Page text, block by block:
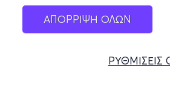
ΑΠΟΡΡΙΨΗ ΟΛΩΝ
ΡΥΘΜΙΣΕΙΣ